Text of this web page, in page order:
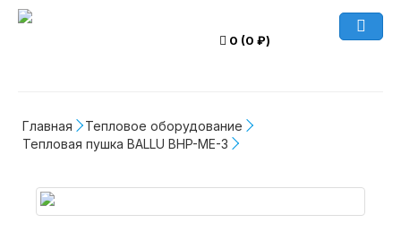
0 (0 ₽)
Главная
Тепловое оборудование
Тепловая пушка BALLU BHP-ME-3